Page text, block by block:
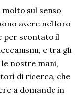
sul senso
avere nel loro
per scontato il
e tra gli
nostre mani,
di ricerca, che
a domande in